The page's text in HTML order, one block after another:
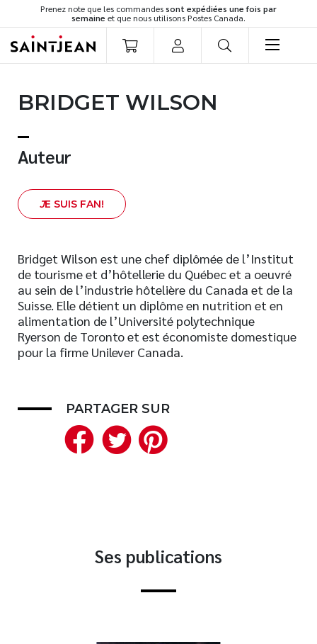
Prenez note que les commandessont expédiées une fois par
semaine et que nous utilisons Postes Canada.
Romans
Développement personnel
Spiritualité
Famille
Témoignages
Vie pratique
Finances
Nouveautés
Numérique
BRIDGET WILSON
Auteur
JE SUIS FAN!
Bridget Wilson est une chef diplômée de l’Institut
de tourisme et d’hôtellerie du Québec et a oeuvré
au sein de l’industrie hôtelière du Canada et de la
Suisse. Elle détient un diplôme en nutrition et en
alimentation de l’Université polytechnique
Ryerson de Toronto et est économiste domestique
pour la firme Unilever Canada.
PARTAGER SUR
Facebook
Twitter
Ses publications